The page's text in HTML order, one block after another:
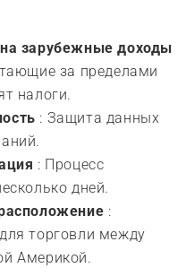
зарубежные доходы
за пределами
налоги.
: Защита данных
: Процесс
дней.
:
торговли между
Америкой.